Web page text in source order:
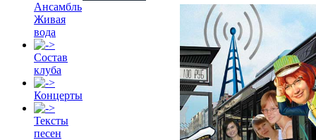
Ансамбль
Живая
вода
Состав
клуба
Концерты
Тексты
песен